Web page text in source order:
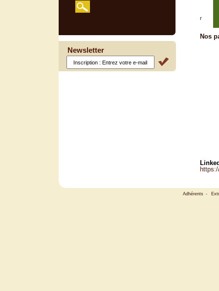
r
Nos
Newsletter
Adhérents -